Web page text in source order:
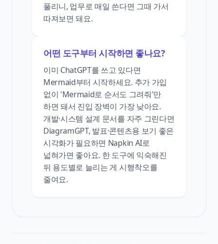
풀리니, 업무로 매일 쓴다면 그때 가서
따져보면 돼요.
어떤 도구부터 시작하면 좋나요?
이미 ChatGPT를 쓰고 있다면
Mermaid부터 시작하세요. 추가 가입
없이 'Mermaid로 순서도 그려줘'만
하면 돼서 진입 장벽이 가장 낮아요.
개발·시스템 설계 문서를 자주 그린다면
DiagramGPT, 발표·콘텐츠용 보기 좋은
시각화가 필요하면 Napkin AI로
넓혀가면 좋아요. 한 도구에 익숙해진
뒤 용도별로 늘리는 게 시행착오를
줄여요.